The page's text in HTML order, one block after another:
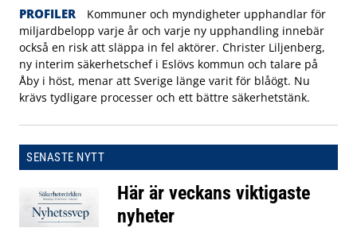
PROFILER
Kommuner och myndigheter upphandlar för
miljardbelopp varje år och varje ny upphandling innebär
också en risk att släppa in fel aktörer. Christer Liljenberg,
ny interim säkerhetschef i Eslövs kommun och talare på
Åby i höst, menar att Sverige länge varit för blåögt. Nu
krävs tydligare processer och ett bättre säkerhetstänk.
SENASTE NYTT
Här är veckans viktigaste
nyheter